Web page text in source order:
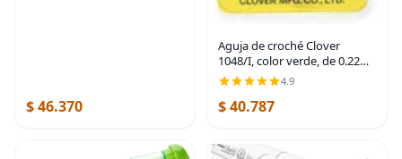
$ 46.370
Aguja de croché Clover
1048/I, color verde, de 0.22
pulgadas
4.9
$ 40.787